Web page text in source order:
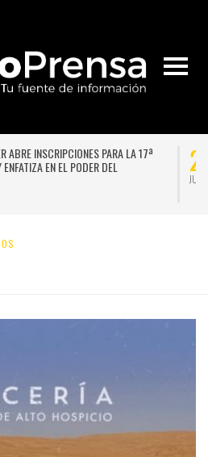
ABRE INSCRIPCIONES PARA LA 17ª
EN EL PODER DEL
JUL